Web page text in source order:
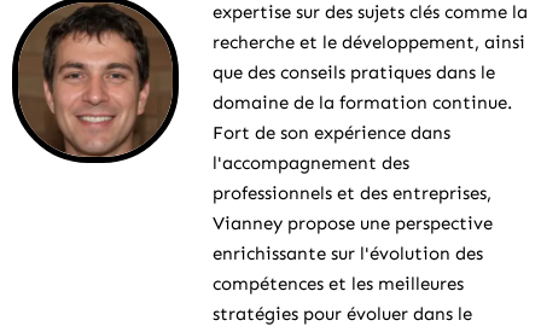
expertise sur des sujets clés comme la
recherche et le développement, ainsi
que des conseils pratiques dans le
domaine de la formation continue.
Fort de son expérience dans
l'accompagnement des
professionnels et des entreprises,
Vianney propose une perspective
enrichissante sur l'évolution des
compétences et les meilleures
stratégies pour évoluer dans le